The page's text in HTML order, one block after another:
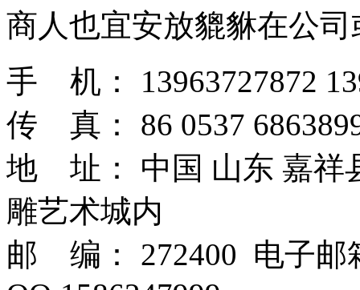
商人也宜安放貔貅在公
手 机： 13963727872
传 真： 86 0537
地 址： 中国 山东 嘉祥
雕艺术城内
邮 编： 272400 电子邮